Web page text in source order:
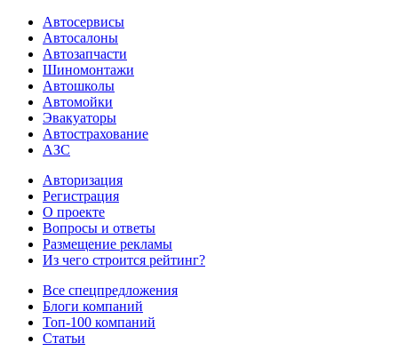
Автосервисы
Автосалоны
Автозапчасти
Шиномонтажи
Автошколы
Автомойки
Эвакуаторы
Автострахование
АЗС
Авторизация
Регистрация
О проекте
Вопросы и ответы
Размещение рекламы
Из чего строится рейтинг?
Все спецпредложения
Блоги компаний
Топ-100 компаний
Статьи